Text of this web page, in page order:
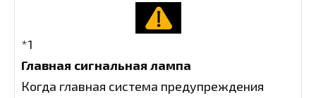
*1
Главная сигнальная лампа
Когда главная система предупреждения